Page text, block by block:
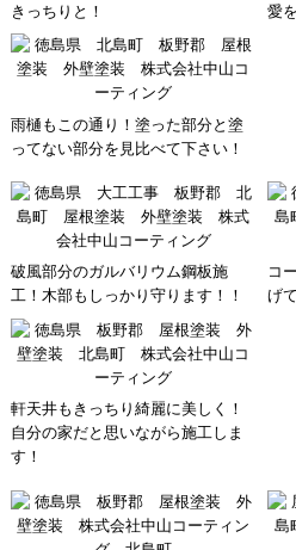
きっちりと！
愛
雨樋もこの通り！塗った部分と塗
ってない部分を見比べて下さい！
破風部分のガルバリウム鋼板施
工！木部もしっかり守ります！！
コ
げ
軒天井もきっちり綺麗に美しく！
自分の家だと思いながら施工しま
す！